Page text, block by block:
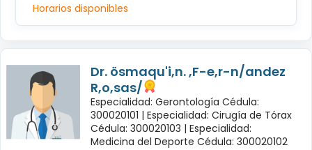
Horarios disponibles
Dr. ösmaqu'i,n. ,F-e,r-n/andez
R,o,sas/
Especialidad: Gerontología Cédula:
300020101 | Especialidad: Cirugía de Tórax
Cédula: 300020103 | Especialidad:
Medicina del Deporte Cédula: 300020102